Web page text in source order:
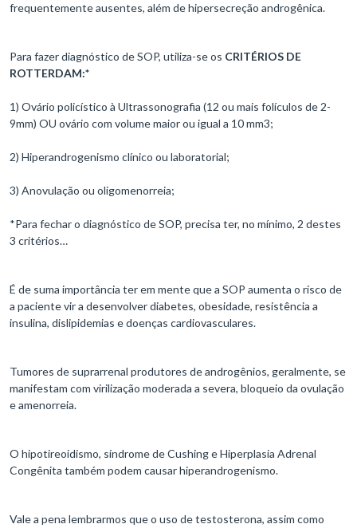
frequentemente ausentes, além de hipersecreção androgênica.
Para fazer diagnóstico de SOP, utiliza-se os CRITÉRIOS DE
ROTTERDAM:*
1) Ovário policístico à Ultrassonografia (12 ou mais folículos de 2-
9mm) OU ovário com volume maior ou igual a 10 mm3;
2) Hiperandrogenismo clínico ou laboratorial;
3) Anovulação ou oligomenorreia;
*Para fechar o diagnóstico de SOP, precisa ter, no mínimo, 2 destes
3 critérios…
É de suma importância ter em mente que a SOP aumenta o risco de
a paciente vir a desenvolver diabetes, obesidade, resistência a
insulina, dislipidemias e doenças cardiovasculares.
Tumores de suprarrenal produtores de androgênios, geralmente, se
manifestam com virilização moderada a severa, bloqueio da ovulação
e amenorreia.
O hipotireoidismo, síndrome de Cushing e Hiperplasia Adrenal
Congênita também podem causar hiperandrogenismo.
Vale a pena lembrarmos que o uso de testosterona, assim como